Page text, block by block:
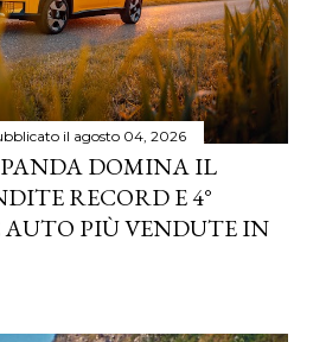
il agosto 04, 2026
DOMINA IL
RECORD E 4°
AUTO PIÙ VENDUTE IN